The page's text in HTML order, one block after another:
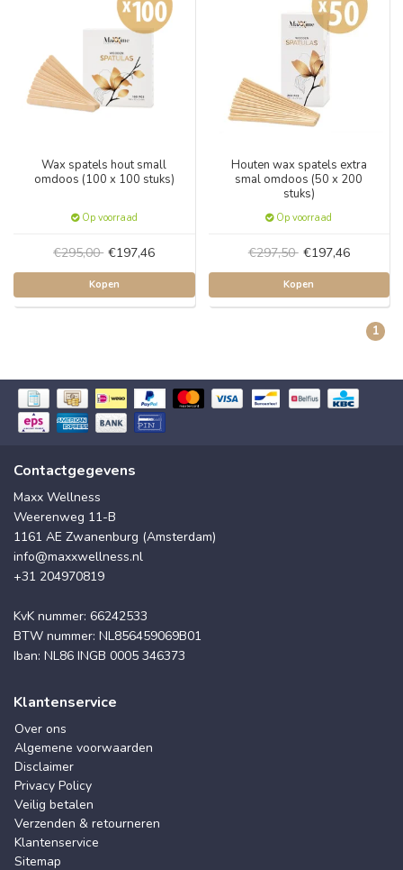
Wax spatels hout small
omdoos (100 x 100 stuks)
Op voorraad
€295,00 €197,46
Kopen
Houten wax spatels extra
smal omdoos (50 x 200
stuks)
Op voorraad
€297,50 €197,46
Kopen
1
Contactgegevens
Maxx Wellness
Weerenweg 11-B
1161 AE Zwanenburg (Amsterdam)
info@maxxwellness.nl
+31 204970819
KvK nummer: 66242533
BTW nummer: NL856459069B01
Iban: NL86 INGB 0005 346373
Klantenservice
Over ons
Algemene voorwaarden
Disclaimer
Privacy Policy
Veilig betalen
Verzenden & retourneren
Klantenservice
Sitemap